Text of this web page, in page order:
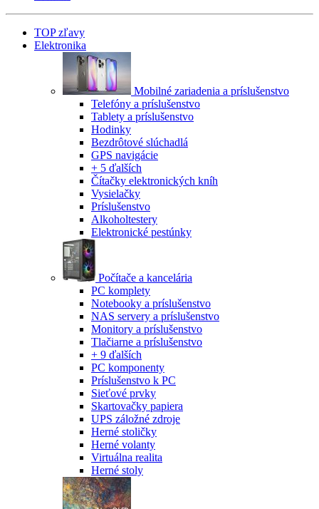
TOP zľavy
Elektronika
Mobilné zariadenia a príslušenstvo
Telefóny a príslušenstvo
Tablety a príslušenstvo
Hodinky
Bezdrôtové slúchadlá
GPS navigácie
+ 5 ďalších
Čítačky elektronických kníh
Vysielačky
Príslušenstvo
Alkoholtestery
Elektronické pestúnky
Počítače a kancelária
PC komplety
Notebooky a príslušenstvo
NAS servery a príslušenstvo
Monitory a príslušenstvo
Tlačiarne a príslušenstvo
+ 9 ďalších
PC komponenty
Príslušenstvo k PC
Sieťové prvky
Skartovačky papiera
UPS záložné zdroje
Herné stoličky
Herné volanty
Virtuálna realita
Herné stoly